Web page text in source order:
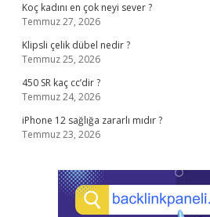
Koç kadını en çok neyi sever ?
Temmuz 27, 2026
Klipsli çelik dübel nedir ?
Temmuz 25, 2026
450 SR kaç cc’dir ?
Temmuz 24, 2026
iPhone 12 sağlığa zararlı mıdır ?
Temmuz 23, 2026